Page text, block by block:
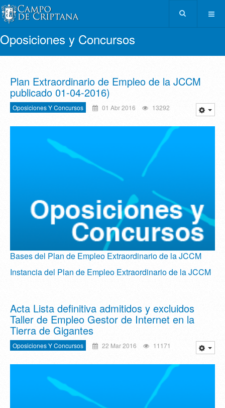
Oposiciones y Concursos
Plan Extraordinario de Empleo de la JCCM
publicado 01-04-2016)
Oposiciones Y Concursos 01 Abr 2016 13292
Bases del Plan de Empleo Extraordinario de la JCCM
Instancia del Plan de Empleo Extraordinario de la JCCM
Acta Lista definitiva admitidos y excluidos
Taller de Empleo Gestor de Internet en la
Tierra de Gigantes
Oposiciones Y Concursos 22 Mar 2016 11171